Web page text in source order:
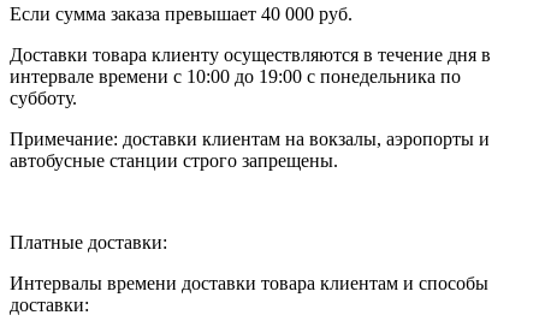
Если сумма заказа превышает 40 000 руб.
Доставки товара клиенту осуществляются в течение дня в
интервале времени с 10:00 до 19:00 с понедельника по
субботу.
Примечание: доставки клиентам на вокзалы, аэропорты и
автобусные станции строго запрещены.
Платные доставки:
Интервалы времени доставки товара клиентам и способы
доставки: